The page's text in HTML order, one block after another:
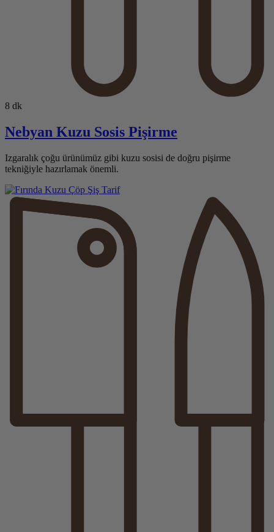
8 dk
Nebyan Kuzu Sosis Pişirme
Izgaralık çoğu ürünümüz gibi kuzu sosisi de doğru pişirme
tekniğiyle hazırlamak önemli.
Tarif